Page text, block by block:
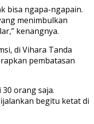
bisa ngapa-ngapain.
menimbulkan
kenangnya.
di Vihara Tanda
pembatasan
orang saja.
begitu ketat di